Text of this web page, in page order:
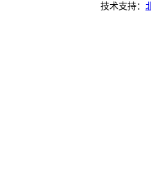
技术支持：